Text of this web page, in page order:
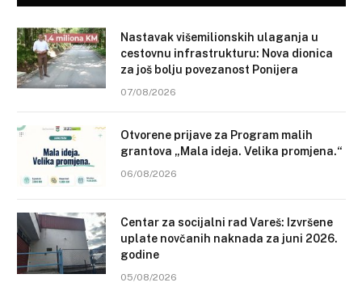
Nastavak višemilionskih ulaganja u
cestovnu infrastrukturu: Nova dionica
za još bolju povezanost Ponijera
07/08/2026
Otvorene prijave za Program malih
grantova „Mala ideja. Velika promjena.“
06/08/2026
Centar za socijalni rad Vareš: Izvršene
uplate novčanih naknada za juni 2026.
godine
05/08/2026